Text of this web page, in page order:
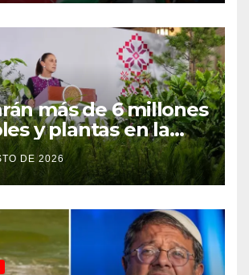
más de 6 millones
y plantas en la
Nacional de
2026
DE 2026